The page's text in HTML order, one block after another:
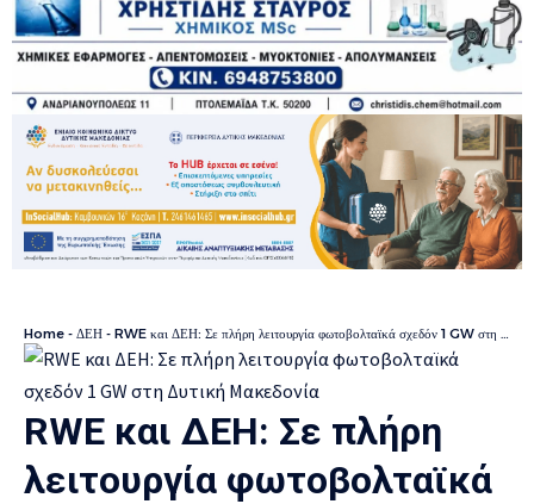
Home - ΔΕΗ - RWE και ΔΕΗ: Σε πλήρη λειτουργία φωτοβολταϊκά σχεδόν 1 GW στη Δυτική Μακεδονία
RWE και ΔΕΗ: Σε πλήρη
λειτουργία φωτοβολταϊκά